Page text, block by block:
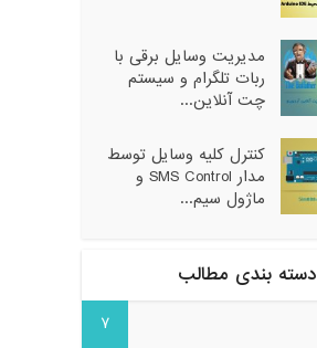
مدیریت وسایل برقی با
ربات تلگرام و سیستم
چت آنلاین...
کنترل کلیه وسایل توسط
مدار SMS Control و
ماژول سیم...
دسته بندی مطالب
7